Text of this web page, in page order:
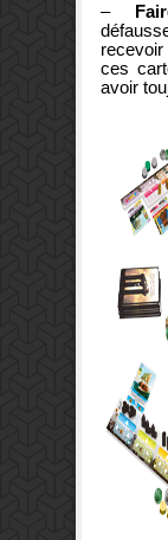
–
ces
avoir